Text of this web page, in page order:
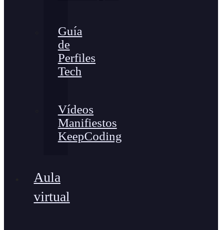
Guía
de
Perfiles
Tech
Vídeos
Manifiestos
KeepCoding
Aula
virtual